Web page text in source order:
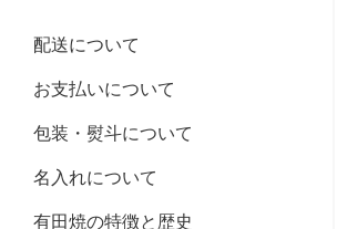
配送について
お支払いについて
包装・熨斗について
名入れについて
有田焼の特徴と歴史